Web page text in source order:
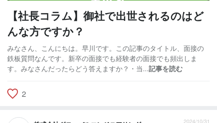
【社長コラム】御社で出世されるのはど
んな方ですか？
みなさん、こんにちは。早川です。この記事のタイトル、面接の
鉄板質問なんです。新卒の面接でも経験者の面接でも頻出しま
す。みなさんだったらどう答えますか？・当...記事を読む
2
2024/10/31